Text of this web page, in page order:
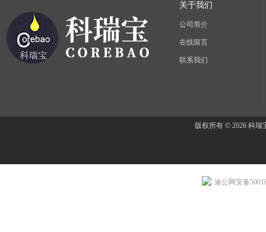
关于我们
公司简介
在线留言
联系我们
版权所有 © 2026 科
渝公网安备